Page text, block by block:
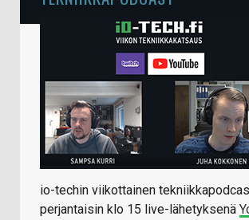
io-techin viikottainen
perjantaisin klo 15 live-lähetyksenä